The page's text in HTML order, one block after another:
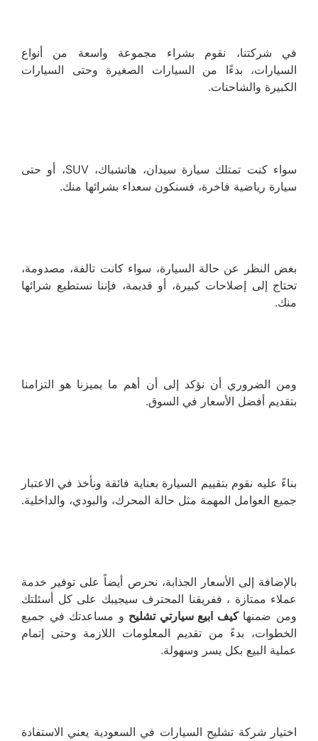
في شركتنا، نقوم بشراء مجموعة واسعة من أنواع
السيارات، بدءًا من السيارات الصغيرة وحتى السيارات
الكبيرة والشاحنات.
سواء كنت تمتلك سيارة سيدان، هاتشباك، SUV، أو حتى
سيارة رياضية فاخرة، فسنكون سعداء بشرائها منك.
بغض النظر عن حالة السيارة، سواء كانت تالفة، مصدومة،
تحتاج إلى إصلاحات كبيرة، أو قديمة، فإننا نستطيع شرائها
منك.
ومن الضروري أن نؤكد إلى أن أهم ما يميزنا هو التزامنا
بتقديم أفضل الأسعار في السوق.
بناءً عليه نقوم بتقييم السيارة بعناية فائقة ونأخذ في الاعتبار
جميع العوامل المهمة مثل حالة المحرك، والبودي، والداخلية.
بالإضافة إلى الأسعار الجذابة، نحرص أيضاً على توفير خدمة
عملاء ممتازة ، ففريقنا المحترف سيجيبك على كل أسئلتك
ومن ضمنهاكيف ابيع سيارتي تشليحو مساعدتك في جميع
الخطوات، بدءً من تقديم المعلومات اللازمة وحتى إتمام
عملية البيع بكل يسر وسهولة.
اختيار شركة تشليح السيارات في السعودية يعني الاستفادة